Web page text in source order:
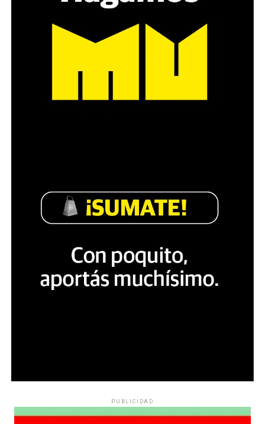
PUBLICIDAD